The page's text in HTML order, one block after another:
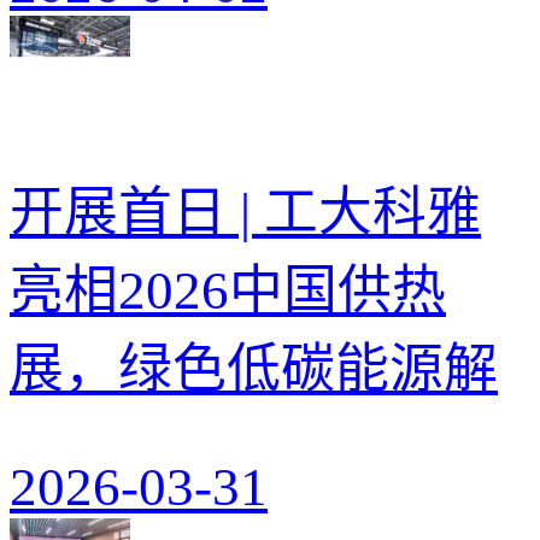
开展首日 | 工大科雅
亮相2026中国供热
展，绿色低碳能源解
2026-03-31